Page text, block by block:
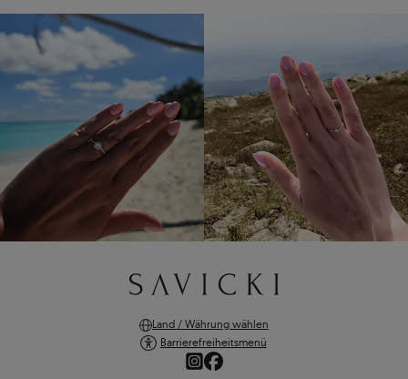
Land / Währung wählen
Barrierefreiheitsmenü